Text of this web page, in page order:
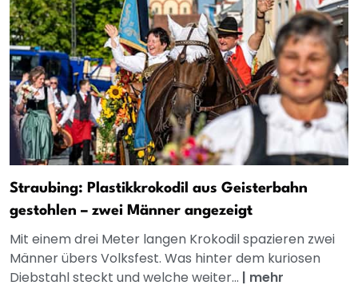
Straubing: Plastikkrokodil aus Geisterbahn
gestohlen – zwei Männer angezeigt
Mit einem drei Meter langen Krokodil spazieren zwei
Männer übers Volksfest. Was hinter dem kuriosen
Diebstahl steckt und welche weiter... | mehr